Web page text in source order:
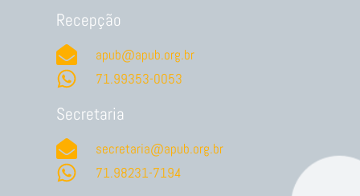
Recepção
apub@apub.org.br
71.99353-0053
Secretaria
secretaria@apub.org.br
71.98231-7194